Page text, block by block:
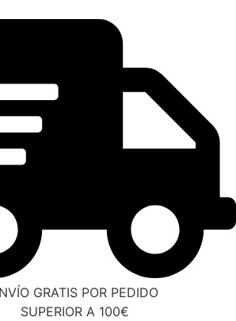
GRATIS POR PEDIDO
SUPERIOR A 100€